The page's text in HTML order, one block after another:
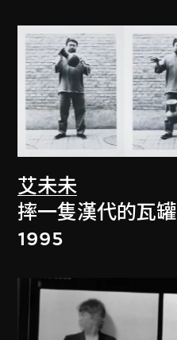
艾未未
摔一隻漢代的瓦罐
1995